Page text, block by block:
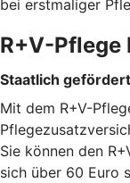
bei erstmaliger
R+V-Pflege
Staatlich
Mit dem R+V-
Sie können den
sich über 60 Euro